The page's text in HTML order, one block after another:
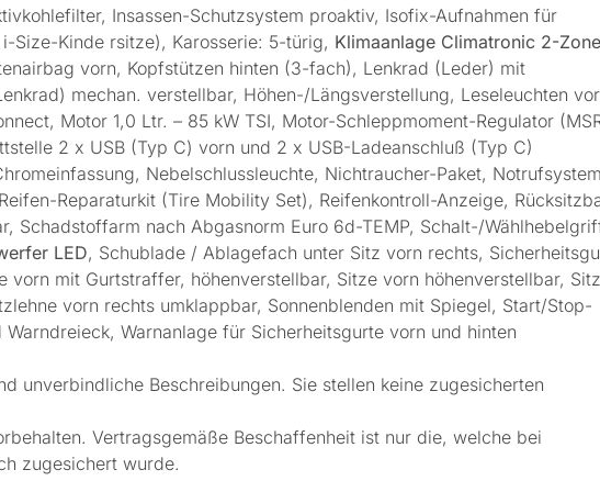
Insassen-Schutzsystem proaktiv, Isofix-Aufnahmen für
Size-Kinde rsitze), Karosserie: 5-türig, Klimaanlage Climatronic 2-
vorn, Kopfstützen hinten (3-fach), Lenkrad (Leder) mit
mechan. verstellbar, Höhen-/Längsverstellung, Leseleuchten
Motor 1,0 Ltr. – 85 kW TSI, Motor-Schleppmoment-Regulator
2 x USB (Typ C) vorn und 2 x USB-Ladeanschluß (Typ C)
Nebelschlussleuchte, Nichtraucher-Paket,
Reparaturkit (Tire Mobility Set), Reifenkontroll-Anzeige,
Schadstoffarm nach Abgasnorm Euro 6d-TEMP, Schalt-/
LED, Schublade / Ablagefach unter Sitz vorn rechts,
vorn mit Gurtstraffer, höhenverstellbar, Sitze vorn höhenverstellbar,
vorn rechts umklappbar, Sonnenblenden mit Spiegel, Start/Stop-
Warnanlage für Sicherheitsgurte vorn und hinten
unverbindliche Beschreibungen. Sie stellen keine zugesicherten
Vertragsgemäße Beschaffenheit ist nur die, welche bei
zugesichert wurde.